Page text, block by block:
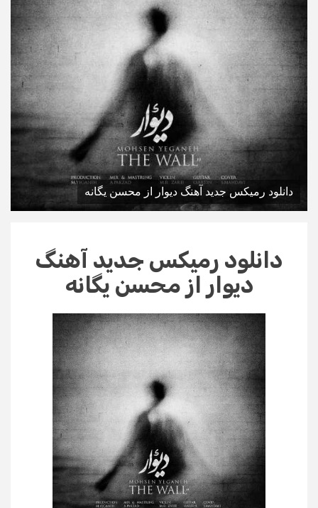
دانلود رمیکس جدید آهنگ دیوار از محسن یگانه
دانلود رمیکس جدید آهنگ
دیوار از محسن یگانه